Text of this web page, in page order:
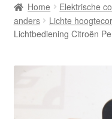
Algemene
Betalingen
Home Elektrische
anders
Lichte
Lichtbediening Citroën